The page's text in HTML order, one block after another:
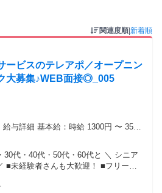
関連度順 新着順
ービスのテレアポ／オープニン
大募集♪WEB面接◎_005
与詳細 基本給：時給 1300円 〜 3500
クを希望の方は OPEN後に通勤型も可
を実施 ***************** ＼高
テレアポなので 未経験でも安心して
30代・40代・50代・60代と ＼ シニア